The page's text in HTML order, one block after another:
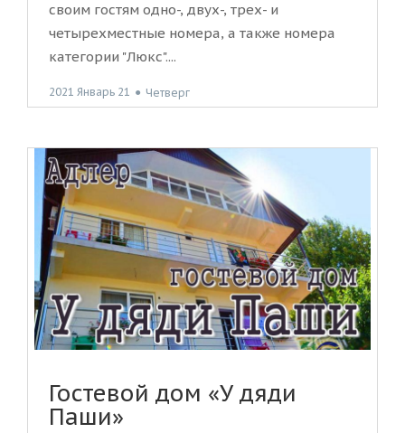
своим гостям одно-, двух-, трех- и
четырехместные номера, а также номера
категории "Люкс"....
2021 Январь 21 ● Четверг
Гостевой дом «У дяди
Паши»